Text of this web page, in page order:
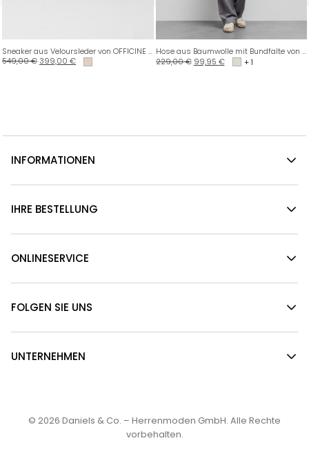
Sneaker aus Veloursleder von OFFICINE CREATIVE
549,00€ 399,00 €
Hose aus Baumwolle mit Bundfalte von DANIELS
229,00€ 99,95 € + 1
INFORMATIONEN
IHRE BESTELLUNG
ONLINESERVICE
FOLGEN SIE UNS
UNTERNEHMEN
© 2026 Daniels & Co. – Herrenmoden GmbH. Alle Rechte
vorbehalten.